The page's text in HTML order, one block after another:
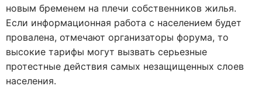
новым бременем на плечи собственников жилья.
Если информационная работа с населением будет
провалена, отмечают организаторы форума, то
высокие тарифы могут вызвать серьезные
протестные действия самых незащищенных слоев
населения.